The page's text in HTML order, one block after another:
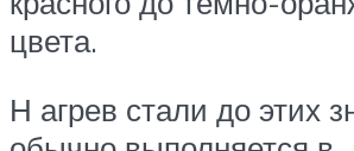
цвета.
Н агрев стали до этих